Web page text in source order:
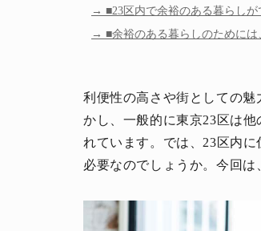
■23区内で余裕のある暮らしが
■余裕のある暮らしのためには
利便性の高さや街としての
かし、一般的に東京23区は
れています。では、23区内
必要なのでしょうか。今回は